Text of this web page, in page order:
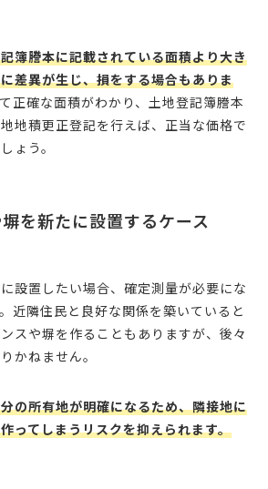
簿謄本に記載されている面積より大き
差異が生じ、損をする場合もありま
正確な面積がわかり、土地登記簿謄本
地積更正登記を行えば、正当な価格で
ょう。
を新たに設置するケース
設置したい場合、確定測量が必要にな
近隣住民と良好な関係を築いていると
スや塀を作ることもありますが、後々
かねません。
の所有地が明確になるため、隣接地に
ってしまうリスクを抑えられます。